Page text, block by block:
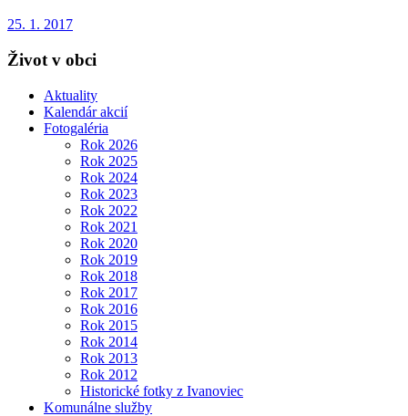
25. 1. 2017
Život v obci
Aktuality
Kalendár akcií
Fotogaléria
Rok 2026
Rok 2025
Rok 2024
Rok 2023
Rok 2022
Rok 2021
Rok 2020
Rok 2019
Rok 2018
Rok 2017
Rok 2016
Rok 2015
Rok 2014
Rok 2013
Rok 2012
Historické fotky z Ivanoviec
Komunálne služby